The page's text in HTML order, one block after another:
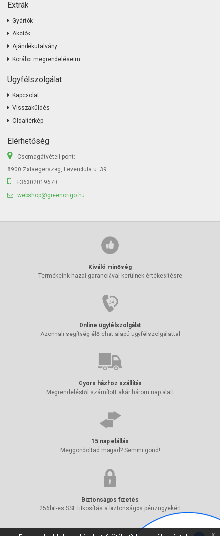
Extrák
Gyártók
Akciók
Ajándékutalvány
Korábbi megrendeléseim
Ügyfélszolgálat
Kapcsolat
Visszaküldés
Oldaltérkép
Elérhetőség
Csomagátvételi pont:
8900 Zalaegerszeg, Levendula u. 39.
+36302019670
webshop@greenorigo.hu
Kiváló minőség
Termékeink hazai garanciával kerülnek értékesítésre
Online ügyfélszolgálat
Azonnali segítség élő chat alapú ügyfélszolgálattal
Gyors házhoz szállítás
Megrendeléstől számított akár három nap alatt
15 nap elállás
Meggondoltad magad? Semmi gond!
Biztonságos fizetés
256bit-es SSL titkosítás a biztonságos pénzügyekért
x